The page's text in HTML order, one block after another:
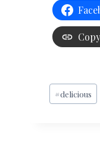
Etiquetas
de
#delicious